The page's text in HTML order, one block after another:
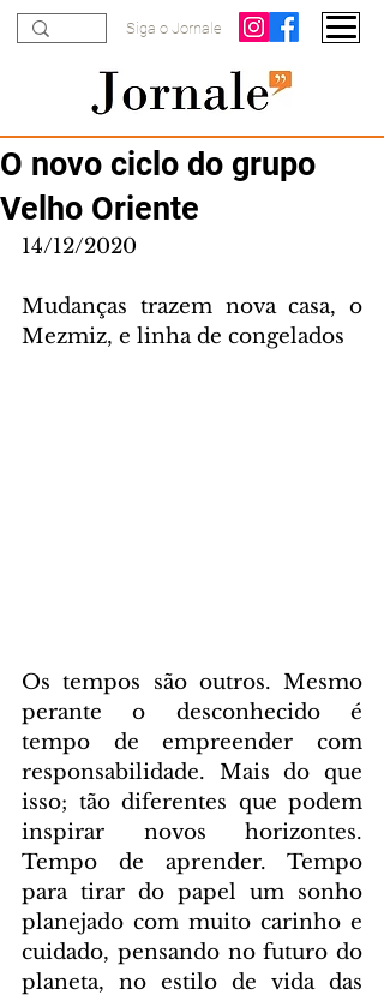
Siga o Jornale
O novo ciclo do grupo
Velho Oriente
14/12/2020
Mudanças trazem nova casa, o
Mezmiz, e linha de congelados
Os tempos são outros. Mesmo
perante o desconhecido é
tempo de empreender com
responsabilidade. Mais do que
isso; tão diferentes que podem
inspirar novos horizontes.
Tempo de aprender. Tempo
para tirar do papel um sonho
planejado com muito carinho e
cuidado, pensando no futuro do
planeta, no estilo de vida das